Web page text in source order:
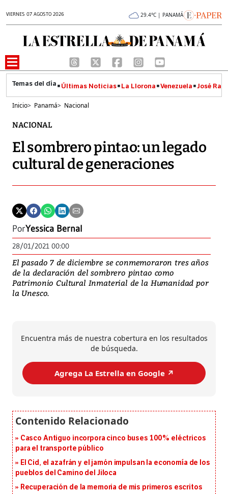
VIERNES 07 AGOSTO 2026 29.4°C | PANAMÁ
Últimas Noticias La Llorona Venezuela José
Inicio> Panamá> Nacional
NACIONAL
El sombrero pintao: un legado
cultural de generaciones
PorYessica Bernal
28/01/2021 00:00
El pasado 7 de diciembre se conmemoraron tres años
de la declaración del sombrero pintao como
Patrimonio Cultural Inmaterial de la Humanidad por
la Unesco.
Encuentra más de nuestra cobertura en los resultados
de búsqueda.
Agrega La Estrella en Google ↗️
Casco Antiguo incorpora cinco buses 100% eléctricos
para el transporte público
El Cid, el azafrán y el jamón impulsan la economía de los
pueblos del Camino del Jiloca
Recuperación de la memoria de mis primeros escritos